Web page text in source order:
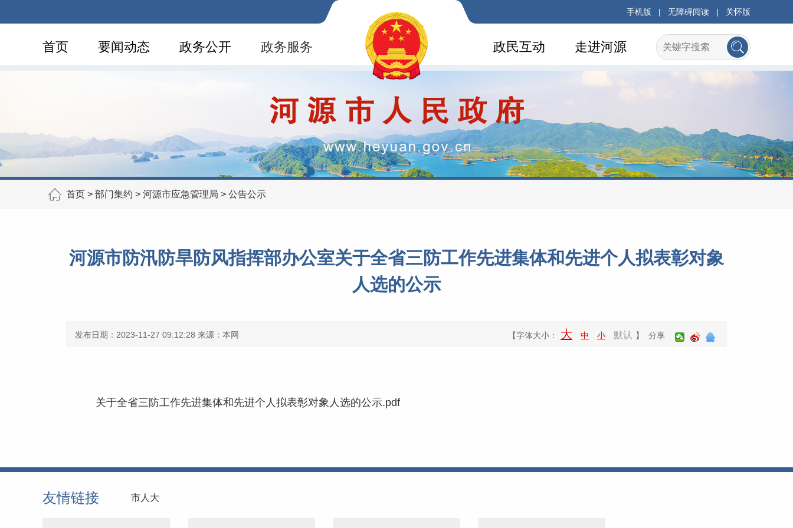
手机版 | 无障碍阅读 | 关怀版
首页 要闻动态 政务公开 政务服务 走进河源
政民互动
首页 > 部门集约 > 河源市应急管理局 > 公告公示
河源市防汛防旱防风指挥部办公室关于全省三防工作先进集体和先进个人拟表彰对象
人选的公示
发布日期：2023-11-27 09:12:28 来源：本网 【字体大小： 大 中 小 默认 】 分享
关于全省三防工作先进集体和先进个人拟表彰对象人选的公示.pdf
友情链接 市人大